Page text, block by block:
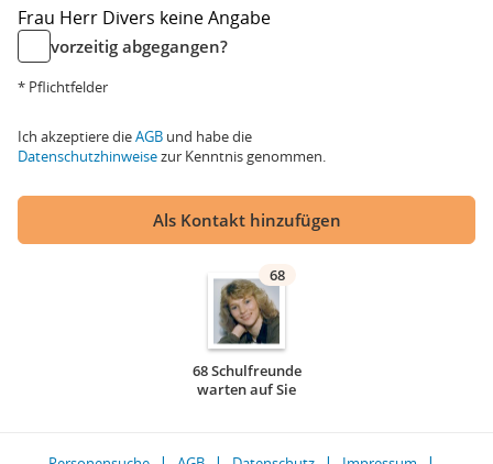
Frau Herr Divers keine Angabe
vorzeitig abgegangen?
* Pflichtfelder
Ich akzeptiere dieAGB und habe die
Datenschutzhinweisezur Kenntnis genommen.
Als Kontakt hinzufügen
68
68 Schulfreunde
warten auf Sie